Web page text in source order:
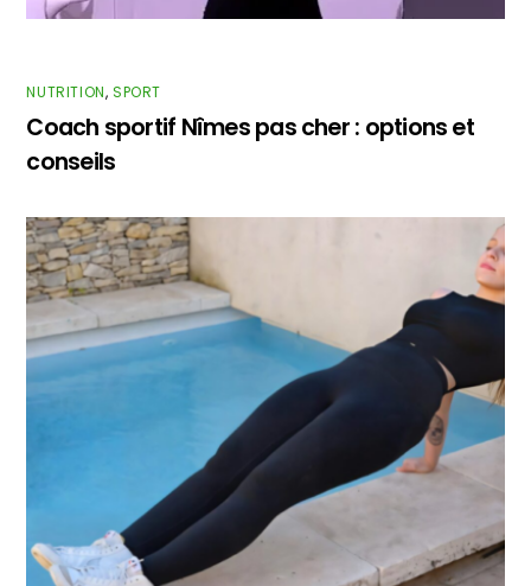
NUTRITION,SPORT
Coach sportif Nîmes pas cher : options et
conseils